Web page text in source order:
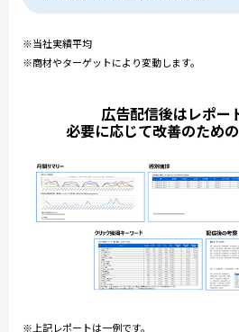
※当社実績平均
※商材やターゲットにより変動します。
広告配信後はレポー
必要に応じて改善のための
※上記レポートは一例です。